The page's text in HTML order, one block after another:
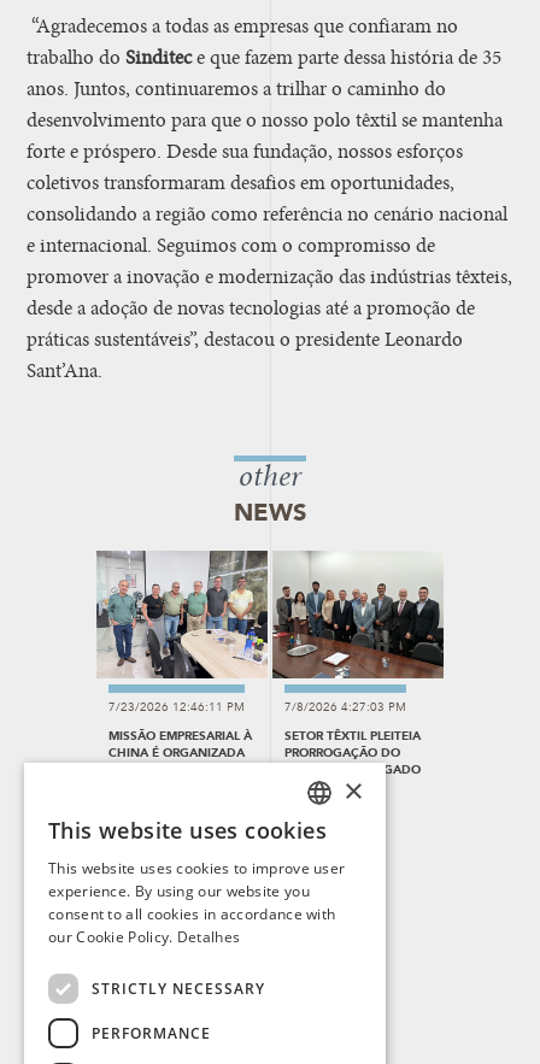
“Agradecemos a todas as empresas que confiaram no
trabalho doSinditece que fazem parte dessa história de 35
anos. Juntos, continuaremos a trilhar o caminho do
desenvolvimento para que o nosso polo têxtil se mantenha
forte e próspero. Desde sua fundação, nossos esforços
coletivos transformaram desafios em oportunidades,
consolidando a região como referência no cenário nacional
e internacional. Seguimos com o compromisso de
promover a inovação e modernização das indústrias têxteis,
desde a adoção de novas tecnologias até a promoção de
práticas sustentáveis”, destacou o presidente Leonardo
Sant’Ana.
other
NEWS
7/23/2026 12:46:11 PM
MISSÃO EMPRESARIAL À
CHINA É ORGANIZADA
7/8/2026 4:27:03 PM
SETOR TÊXTIL PLEITEIA
PRORROGAÇÃO DO
CRÉDITO OUTORGADO
DO ICMS
SINDITEC E ABIT DEBATEM
SETOR TÊXTIL
PORTUGUESE
ENGLISH
SPANISH
×
This website uses cookies
This website uses cookies to improve user
experience. By using our website you
consent to all cookies in accordance with
our Cookie Policy. Detalhes
STRICTLY NECESSARY
PERFORMANCE